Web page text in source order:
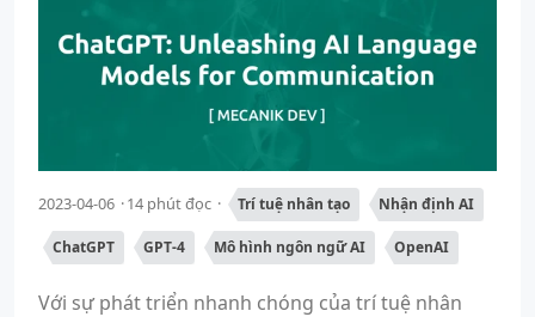
2023-04-06 14 phút đọc Trí tuệ nhân tạo Nhận định AI
ChatGPT GPT-4 Mô hình ngôn ngữ AI OpenAI
Với sự phát triển nhanh chóng của trí tuệ nhân